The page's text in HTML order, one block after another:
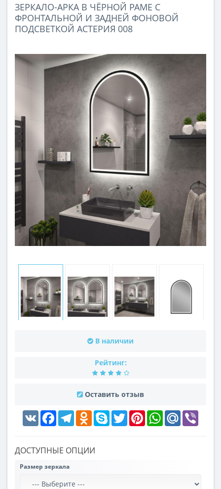
ЗЕРКАЛО-АРКА В ЧЁРНОЙ РАМЕ С
ФРОНТАЛЬНОЙ И ЗАДНЕЙ ФОНОВОЙ
ПОДСВЕТКОЙ АСТЕРИЯ 008
В наличии
Рейтинг:
Оставить отзыв
VK FacebookTelegramOdnoklassniki
Skype Twitter PinterestWhatsAppMail.Ru
ДОСТУПНЫЕ ОПЦИИ
Размер зеркала